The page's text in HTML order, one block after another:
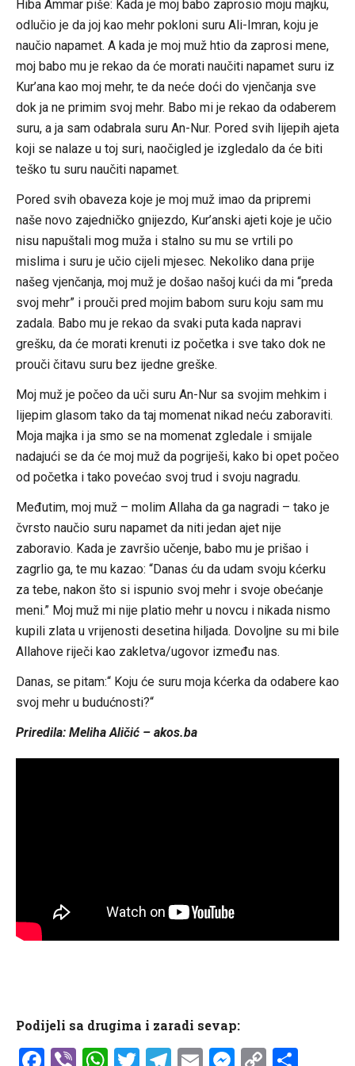
Hiba Ammar piše: Kada je moj babo zaprosio moju majku,
odlučio je da joj kao mehr pokloni suru Ali-Imran, koju je
naučio napamet. A kada je moj muž htio da zaprosi mene,
moj babo mu je rekao da će morati naučiti napamet suru iz
Kur’ana kao moj mehr, te da neće doći do vjenčanja sve
dok ja ne primim svoj mehr. Babo mi je rekao da odaberem
suru, a ja sam odabrala suru An-Nur. Pored svih lijepih ajeta
koji se nalaze u toj suri, naočigled je izgledalo da će biti
teško tu suru naučiti napamet.
Pored svih obaveza koje je moj muž imao da pripremi
naše novo zajedničko gnijezdo, Kur’anski ajeti koje je učio
nisu napuštali mog muža i stalno su mu se vrtili po
mislima i suru je učio cijeli mjesec. Nekoliko dana prije
našeg vjenčanja, moj muž je došao našoj kući da mi “preda
svoj mehr” i prouči pred mojim babom suru koju sam mu
zadala. Babo mu je rekao da svaki puta kada napravi
grešku, da će morati krenuti iz početka i sve tako dok ne
prouči čitavu suru bez ijedne greške.
Moj muž je počeo da uči suru An-Nur sa svojim mehkim i
lijepim glasom tako da taj momenat nikad neću zaboraviti.
Moja majka i ja smo se na momenat zgledale i smijale
nadajući se da će moj muž da pogriješi, kako bi opet počeo
od početka i tako povećao svoj trud i svoju nagradu.
Međutim, moj muž – molim Allaha da ga nagradi – tako je
čvrsto naučio suru napamet da niti jedan ajet nije
zaboravio. Kada je završio učenje, babo mu je prišao i
zagrlio ga, te mu kazao: “Danas ću da udam svoju kćerku
za tebe, nakon što si ispunio svoj mehr i svoje obećanje
meni.” Moj muž mi nije platio mehr u novcu i nikada nismo
kupili zlata u vrijenosti desetina hiljada. Dovoljne su mi bile
Allahove riječi kao zakletva/ugovor između nas.
Danas, se pitam:“ Koju će suru moja kćerka da odabere kao
svoj mehr u budućnosti?“
Priredila: Meliha Aličić – akos.ba
Podijeli sa drugima i zaradi sevap: